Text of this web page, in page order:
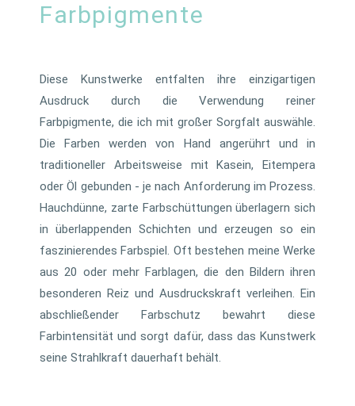
Farbpigmente
Diese Kunstwerke entfalten ihre einzigartigen
Ausdruck durch die Verwendung reiner
Farbpigmente, die ich mit großer Sorgfalt auswähle.
Die Farben werden von Hand angerührt und in
traditioneller Arbeitsweise mit Kasein, Eitempera
oder Öl gebunden - je nach Anforderung im Prozess.
Hauchdünne, zarte Farbschüttungen überlagern sich
in überlappenden Schichten und erzeugen so ein
faszinierendes Farbspiel. Oft bestehen meine Werke
aus 20 oder mehr Farblagen, die den Bildern ihren
besonderen Reiz und Ausdruckskraft verleihen. Ein
abschließender Farbschutz bewahrt diese
Farbintensität und sorgt dafür, dass das Kunstwerk
seine Strahlkraft dauerhaft behält.